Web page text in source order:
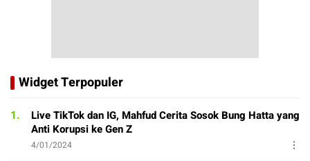
Widget Terpopuler
1.
Live TikTok dan IG, Mahfud Cerita Sosok Bung Hatta yang
Anti Korupsi ke Gen Z
4/01/2024